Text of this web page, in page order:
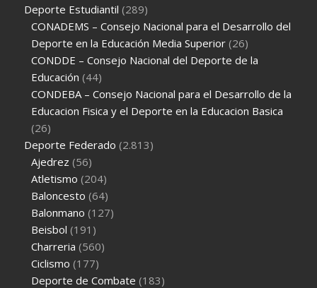
Deporte Estudiantil (289)
CONADEMS – Consejo Nacional para el Desarrollo del
Deporte en la Educación Media Superior (26)
CONDDE – Consejo Nacional del Deporte de la
Educación (44)
CONDEBA – Consejo Nacional para el Desarrollo de la
Educacion Fisica y el Deporte en la Educacion Basica
(26)
Deporte Federado (2.813)
Ajedrez (56)
Atletismo (204)
Baloncesto (64)
Balonmano (127)
Beisbol (191)
Charreria (560)
Ciclismo (177)
Deporte de Combate (183)